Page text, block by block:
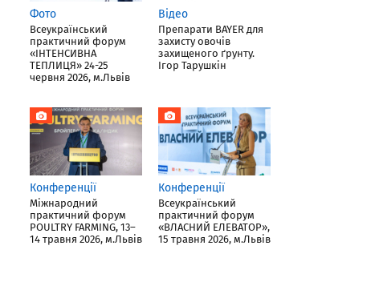
Фото
Всеукраїнський
практичний форум
«ІНТЕНСИВНА
ТЕПЛИЦЯ» 24-25
червня 2026, м.Львів
Відео
Препарати BAYER для
захисту овочів
захищеного ґрунту.
Ігор Тарушкін
Конференції
Міжнародний
практичний форум
POULTRY FARMING, 13–
14 травня 2026, м.Львів
Конференції
Всеукраїнський
практичний форум
«ВЛАСНИЙ ЕЛЕВАТОР»,
15 травня 2026, м.Львів